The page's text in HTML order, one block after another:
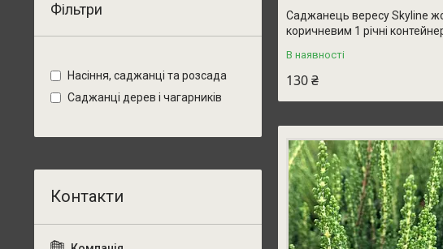
Саджанець вересу Skyline
коричневим 1 річні
В наявності
130 ₴
Фільтри
Насіння, саджанці та розсада
Саджанці дерев і чагарників